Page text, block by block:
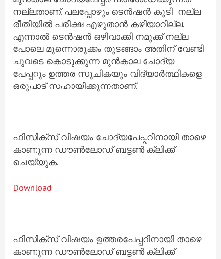
നല്ലതാണ്. പലപ്പോഴും ടെൻഷൻ കൂടി നല്ല
രീതിയിൽ പരീക്ഷ എഴുതാൻ കഴിയാറില്ല.
എന്നാൽ ടെൻഷൻ ഒഴിവാക്കി നമുക്ക് നല്ല
പോലെ മുന്നൊരുക്കം തുടങ്ങാം അതിന് വേണ്ടി
ചുവടെ കൊടുക്കുന്ന മുൻകാല ചോദ്യ
പേപ്പറും ഉത്തര സൂചികയും വിദ്യാർത്ഥികളെ
ഒരുപാട് സഹായിക്കുന്നതാണ്.
ഫിസിക്സ്‌ വിഷയം ചോദ്യപേപ്പറിനായി താഴെ
കാണുന്ന ഡൗൺലോഡ് ബട്ടൺ ക്ലിക്ക്
ചെയ്യുക.
Download
ഫിസിക്സ് വിഷയം ഉത്തരപേപ്പറിനായി താഴെ
കാണുന്ന ഡൗൺലോഡ് ബട്ടൺ ക്ലിക്ക്